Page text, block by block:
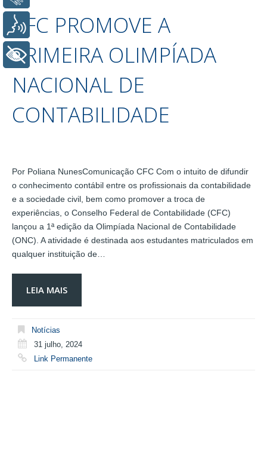
CFC PROMOVE A
PRIMEIRA OLIMPÍADA
NACIONAL DE
CONTABILIDADE
Por Poliana NunesComunicação CFC Com o intuito de difundir
o conhecimento contábil entre os profissionais da contabilidade
e a sociedade civil, bem como promover a troca de
experiências, o Conselho Federal de Contabilidade (CFC)
lançou a 1ª edição da Olimpíada Nacional de Contabilidade
(ONC). A atividade é destinada aos estudantes matriculados em
qualquer instituição de…
LEIA MAIS
Notícias
31 julho, 2024
Link Permanente
Voz
+ Acessibilidade